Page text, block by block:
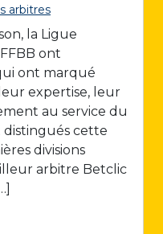
arbitres
la Ligue
ont
ont marqué
expertise, leur
au service du
distingués cette
divisions
arbitre Betclic